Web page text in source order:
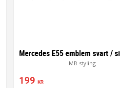
MB styling
199 KR